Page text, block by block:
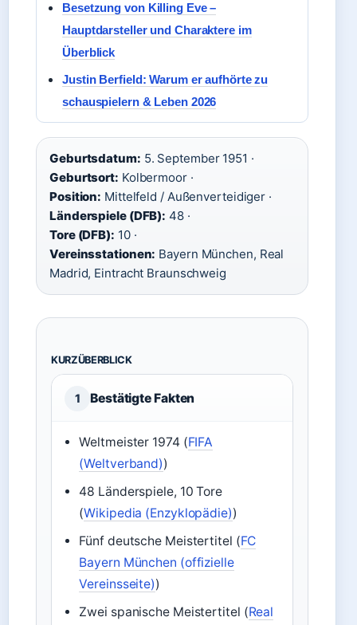
Besetzung von Killing Eve –
Hauptdarsteller und Charaktere im
Überblick
Justin Berfield: Warum er aufhörte zu
schauspielern & Leben 2026
Geburtsdatum: 5. September 1951 ·
Geburtsort: Kolbermoor ·
Position: Mittelfeld / Außenverteidiger ·
Länderspiele (DFB): 48 ·
Tore (DFB): 10 ·
Vereinsstationen: Bayern München, Real
Madrid, Eintracht Braunschweig
KURZÜBERBLICK
1 Bestätigte Fakten
Weltmeister 1974 (FIFA
(Weltverband))
48 Länderspiele, 10 Tore
(Wikipedia (Enzyklopädie))
Fünf deutsche Meistertitel (FC
Bayern München (offizielle
Vereinsseite))
Zwei spanische Meistertitel (Real